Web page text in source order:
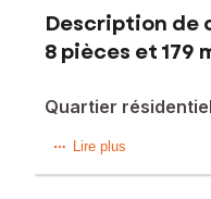
Description de
8 pièces et 179
Quartier
ACHÈRES, édifiée
Lire plus